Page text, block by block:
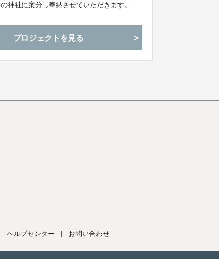
神社に案分し奉納させていただきます。
プロジェクトを見る
ヘルプセンター | お問い合わせ